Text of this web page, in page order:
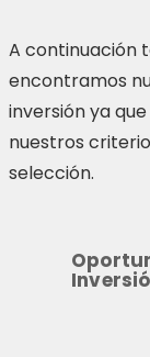
A continuación
encontramos
inversión ya
nuestros
selección.